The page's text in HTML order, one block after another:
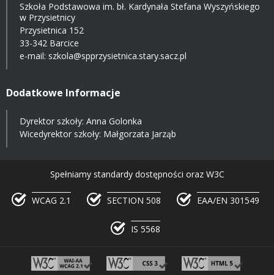
Szkoła Podstawowa im. bł. Kardynała Stefana Wyszyńskiego
w Przysietnicy
Przysietnica 152
33-342 Barcice
e-mail: szkola@spprzysietnica.stary.sacz.pl
Dodatkowe Informacje
Dyrektor szkoły: Anna Golonka
Wicedyrektor szkoły: Małgorzata Jarząb
Spełniamy standardy dostępności oraz W3C
WCAG 2.1 SECTION 508 EAA/EN 301549
IS 5568